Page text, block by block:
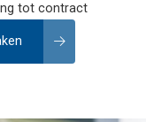
tot contract